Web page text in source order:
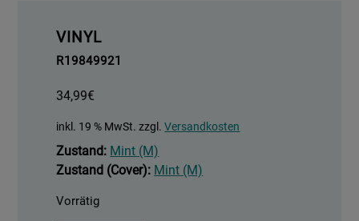
VINYL
R19849921
34,99€
inkl. 19 % MwSt. zzgl.Versandkosten
Zustand: Mint (M)
Zustand (Cover): Mint (M)
Vorrätig